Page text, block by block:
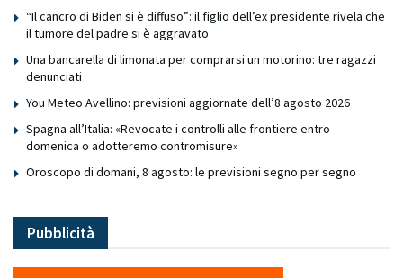
“Il cancro di Biden si è diffuso”: il figlio dell’ex presidente rivela che
il tumore del padre si è aggravato
Una bancarella di limonata per comprarsi un motorino: tre ragazzi
denunciati
You Meteo Avellino: previsioni aggiornate dell’8 agosto 2026
Spagna all’Italia: «Revocate i controlli alle frontiere entro
domenica o adotteremo contromisure»
Oroscopo di domani, 8 agosto: le previsioni segno per segno
Pubblicità